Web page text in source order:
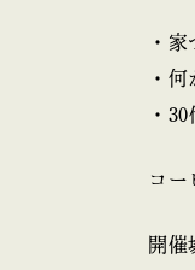
・
・
・
コー
開催